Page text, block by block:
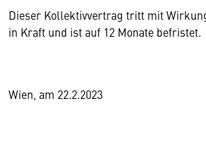
Dieser Kollektivvertrag tritt mit
in Kraft und ist auf 12 Monate befristet.
Wien, am 22.2.2023